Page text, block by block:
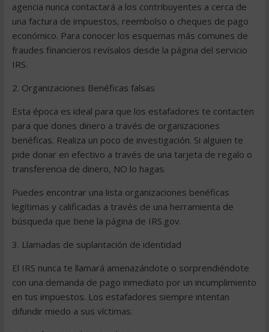
agencia nunca contactará a los contribuyentes a cerca de
una factura de impuestos, reembolso o cheques de pago
económico. Para conocer los esquemas más comunes de
fraudes financieros revísalos desde la página del servicio
IRS.
2. Organizaciones Benéficas falsas
Esta época es ideal para que los estafadores te contacten
para que dones dinero a través de organizaciones
benéficas. Realiza un poco de investigación. Si alguien te
pide donar en efectivo a través de una tarjeta de regalo o
transferencia de dinero, NO lo hagas.
Puedes encontrar una lista organizaciones benéficas
legítimas y calificadas a través de una herramienta de
búsqueda que tiene la página de IRS.gov.
3. Llamadas de suplantación de identidad
El IRS nunca te llamará amenazándote o sorprendiéndote
con una demanda de pago inmediato por un incumplimiento
en tus impuestos. Los estafadores siempre intentan
difundir miedo a sus víctimas.